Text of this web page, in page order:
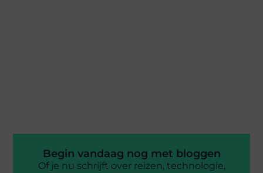
Begin vandaag nog met bloggen
Of je nu schrijft over reizen, technologie,